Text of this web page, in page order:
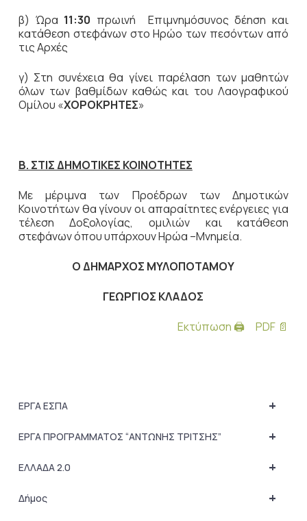
β) Ώρα 11:30 πρωινή Επιμνημόσυνος δέηση και
κατάθεση στεφάνων στο Ηρώο των πεσόντων από
τις Αρχές
γ) Στη συνέχεια θα γίνει παρέλαση των μαθητών
όλων των βαθμίδων καθώς και του Λαογραφικού
Ομίλου «ΧΟΡΟΚΡΗΤΕΣ»
Β. ΣΤΙΣ ΔΗΜΟΤΙΚΕΣ ΚΟΙΝΟΤΗΤΕΣ
Με μέριμνα των Προέδρων των Δημοτικών
Κοινοτήτων θα γίνουν οι απαραίτητες ενέργειες για
τέλεση Δοξολογίας, ομιλιών και κατάθεση
στεφάνων όπου υπάρχουν Ηρώα –Μνημεία.
Ο ΔΗΜΑΡΧΟΣ ΜΥΛΟΠΟΤΑΜΟΥ
ΓΕΩΡΓΙΟΣ ΚΛΑΔΟΣ
Εκτύπωση 🖨
PDF 📄
+
ΕΡΓΑ ΕΣΠΑ
+
ΕΡΓΑ ΠΡΟΓΡΑΜΜΑΤΟΣ “ΑΝΤΩΝΗΣ ΤΡΙΤΣΗΣ”
+
ΕΛΛΑΔΑ 2.0
+
Δήμος